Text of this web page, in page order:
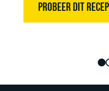
PROBEER DIT